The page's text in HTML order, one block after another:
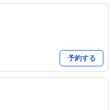
予約する